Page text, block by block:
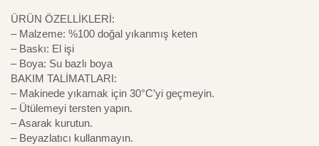
ÜRÜN ÖZELLİKLERİ:
– Malzeme: %100 doğal yıkanmış keten
– Baskı: El işi
– Boya: Su bazlı boya
BAKIM TALİMATLARI:
– Makinede yıkamak için 30°C’yi geçmeyin.
– Ütülemeyi tersten yapın.
– Asarak kurutun.
– Beyazlatıcı kullanmayın.